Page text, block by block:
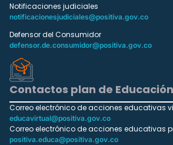
Notificaciones judiciales
notificacionesjudiciales@positiva.gov.co
Defensor del Consumidor
defensor.de.consumidor@positiva.gov.co
Contactos plan de Educación
Correo electrónico de acciones educativas
educavirtual@positiva.gov.co
Correo electrónico de acciones educativas
positiva.educa@positiva.gov.co